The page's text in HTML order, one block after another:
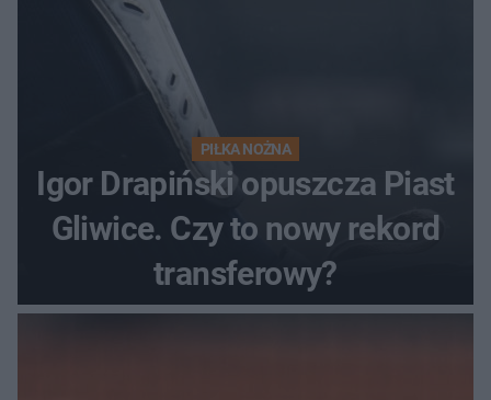
PIŁKA NOŻNA
Igor Drapiński opuszcza Piast
Gliwice. Czy to nowy rekord
transferowy?